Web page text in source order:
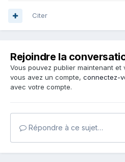
Citer
Rejoindre la
Vous pouvez publier maintenant et
vous avez un compte, connectez-
avec votre compte.
Répondre à ce sujet…